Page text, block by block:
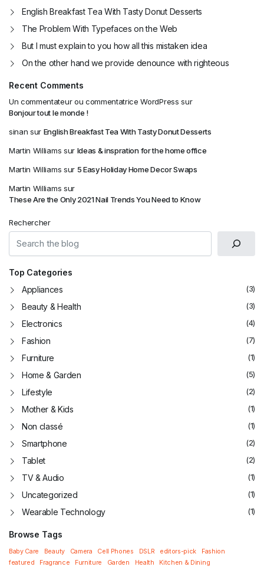
English Breakfast Tea With Tasty Donut Desserts
The Problem With Typefaces on the Web
But I must explain to you how all this mistaken idea
On the other hand we provide denounce with righteous
Recent Comments
Un commentateur ou commentatrice WordPress sur
Bonjour tout le monde !
sinan sur English Breakfast Tea With Tasty Donut Desserts
Martin Williams sur Ideas & inspration for the home office
Martin Williams sur 5 Easy Holiday Home Decor Swaps
Martin Williams sur
These Are the Only 2021 Nail Trends You Need to Know
Rechercher
Top Categories
Appliances
(3)
Beauty & Health (3)
Electronics (4)
Fashion (7)
Furniture (1)
Home & Garden (5)
Lifestyle (2)
Mother & Kids (1)
Non classé (1)
Smartphone (2)
Tablet (2)
TV & Audio (1)
Uncategorized (1)
Wearable Technology (1)
Browse Tags
Baby Care Beauty Camera Cell Phones DSLR editors-pick
Fashion
featured
Fragrance Furniture Garden Health
Kitchen & Dining